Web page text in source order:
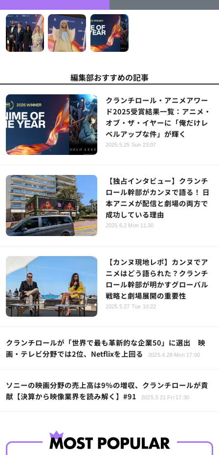
編集部おすすめの記事
クランチロール・アニメアワー
ド2025受賞結果一覧：アニメ・
オブ・ザ・イヤーに「俺だけレ
ベルアップな件」が輝く
2025.5.25 Sun 23:07
【独占インタビュー】クランチ
ロール幹部がカンヌで語る！ 日
本アニメが配信と劇場の両方で
成功している理由
2025.6.2 Mon 11:30
【カンヌ現地レポ】カンヌでア
ニメはどう語られた？クランチ
ロール幹部が明かすグローバル
戦略と劇場展開の重要性
2025.5.27 Tue 10:22
クランチロールが「世界で最も革新的な企業50」に選出 映
画・テレビ分野では2位、Netflixを上回る
2025.4.28 Mon 17:00
ソニーの映画分野の売上高は9％の増収、クランチロールが貢
献【決算から映像業界を読み解く】#91
2025.3.21 Fri 17:30